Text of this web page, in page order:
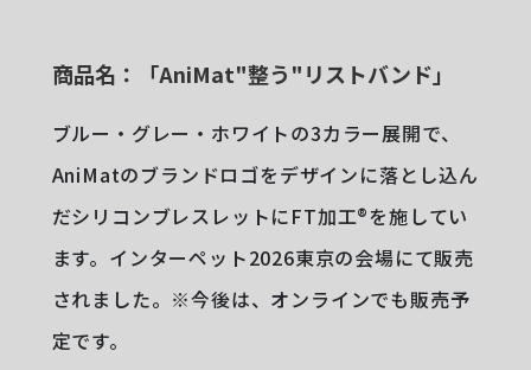
商品名：「AniMat"整う"リストバンド」
ブルー・グレー・ホワイトの3カラー展開で、
AniMatのブランドロゴをデザインに落とし込ん
だシリコンブレスレットにFT加工®︎を施してい
ます。インターペット2026東京の会場にて販売
されました。※今後は、オンラインでも販売予
定です。